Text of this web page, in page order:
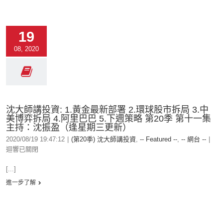
19
08, 2020
沈大師講投資: 1.黃金最新部署 2.環球股市拆局 3.中
美博弈拆局 4.阿里巴巴 5.下週策略 第20季 第十一集
主持：沈振盈（逢星期三更新）
2020/08/19 19:47:12 (第20季) 沈大師講投資, -- Featured --, -- 網台 --
迴響已關閉
[...]
進一步了解